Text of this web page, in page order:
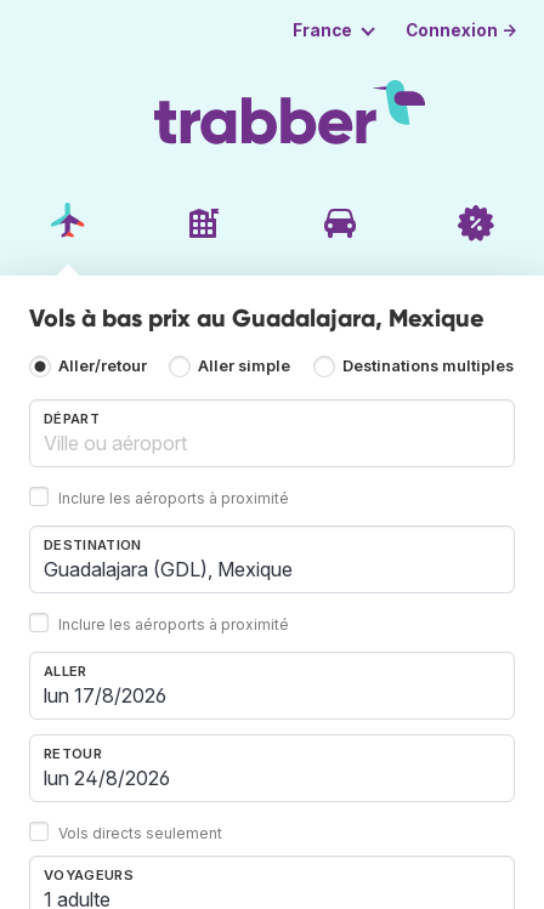
France Connexion →
Vols à bas prix au Guadalajara, Mexique
Aller/retour Aller simple Destinations multiples
DÉPART
Inclure les aéroports à proximité
DESTINATION
Inclure les aéroports à proximité
ALLER
RETOUR
Vols directs seulement
VOYAGEURS
1 adulte